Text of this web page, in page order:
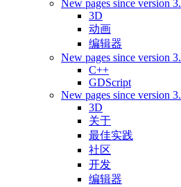
New pages since version
3D
动画
编辑器
New pages since version
C++
GDScript
New pages since version
3D
关于
最佳实践
社区
开发
编辑器